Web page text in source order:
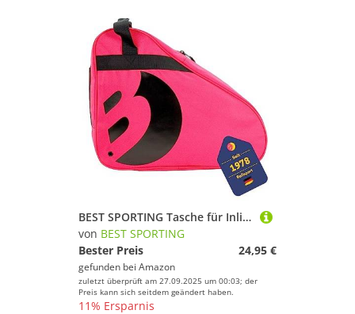
BEST SPORTING Tasche für Inlineskates und Schlittschuhe I Schlittschuhtasche mit verstellbarem Trageriemen I Rollschuhtasche in Pink I große Inliner-Tasche I Schlittschuhe Tasche
von BEST SPORTING
Bester Preis
24,95 €
gefunden bei Amazon
zuletzt überprüft am 27.09.2025 um 00:03; der
Preis kann sich seitdem geändert haben.
11% Ersparnis